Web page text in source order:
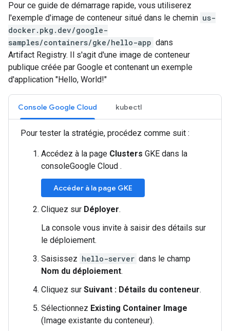
Pour ce guide de démarrage rapide, vous utiliserez
l'exemple d'image de conteneur situé dans le chemin us-
docker.pkg.dev/google-
samples/containers/gke/hello-app dans
Artifact Registry. Il s'agit d'une image de conteneur
publique créée par Google et contenant un exemple
d'application "Hello, World!"
Console Google Cloud kubectl
Pour tester la stratégie, procédez comme suit :
Accédez à la page Clusters GKE dans la
consoleGoogle Cloud .
Accéder à la page GKE
Cliquez sur Déployer.
La console vous invite à saisir des détails sur
le déploiement.
Saisissez hello-server dans le champ
Nom du déploiement.
Cliquez sur Suivant : Détails du conteneur.
Sélectionnez Existing Container Image
(Image existante du conteneur).